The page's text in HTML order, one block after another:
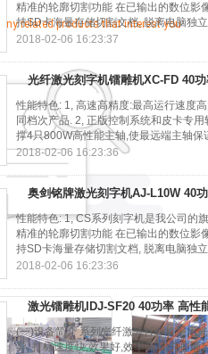
any related products that interest you
精准的轮廓切割功能 在已输出的数位影
持SD卡海量存储切割文档, 脱离电脑独
2018-02-06 16:23:37
光纤激光刻字机镭雕机XC-FD 40
性能特色: 1, 高速高精度:最高运行速度
同档次产品. 2, 正版控制系统和皮卡专
撑4只800W高性能主轴,使最远端主轴保
2018-02-06 16:23:36
奥剑铭牌激光刻字机AJ-L10W 40
性能特色: 1, CS系列刻字机是我公司的
精准的轮廓切割功能 在已输出的数位影
持SD卡海量存储切割文档, 脱离电脑独
2018-02-06 16:23:36
激光镭雕机IDJ-SF20 40功率 高性
(一)设备简介 系列光纤激光打标机采用
异, 打标速度快,效果好,效率高,能充分满